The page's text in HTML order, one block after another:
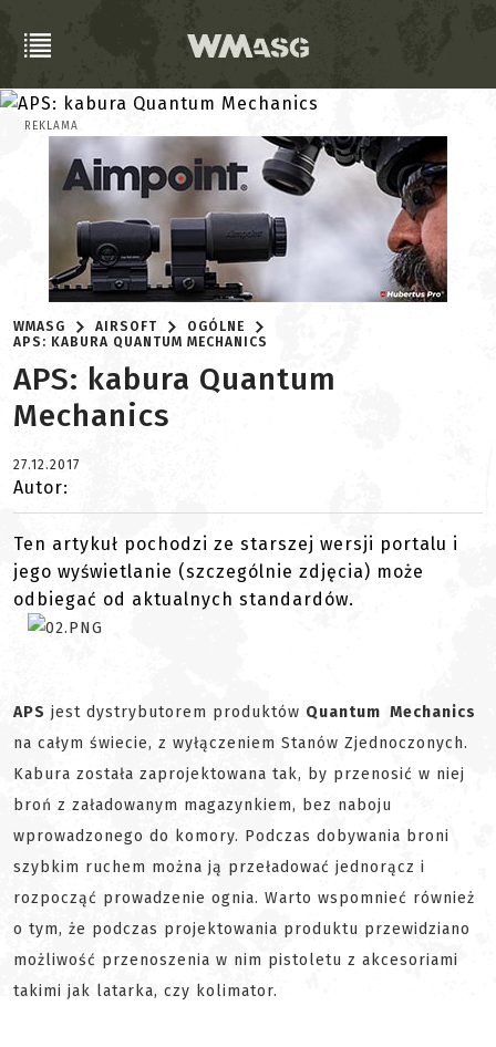
REKLAMA
WMASG AIRSOFT
OGÓLNE
APS: KABURA QUANTUM MECHANICS
APS: kabura Quantum
Mechanics
27.12.2017
Autor:
Ten artykuł pochodzi ze starszej wersji portalu i
jego wyświetlanie (szczególnie zdjęcia) może
odbiegać od aktualnych standardów.
APS jest dystrybutorem produktów Quantum Mechanics
na całym świecie, z wyłączeniem Stanów Zjednoczonych.
Kabura została zaprojektowana tak, by przenosić w niej
broń z załadowanym magazynkiem, bez naboju
wprowadzonego do komory. Podczas dobywania broni
szybkim ruchem można ją przeładować jednorącz i
rozpocząć prowadzenie ognia. Warto wspomnieć również
o tym, że podczas projektowania produktu przewidziano
możliwość przenoszenia w nim pistoletu z akcesoriami
takimi jak latarka, czy kolimator.